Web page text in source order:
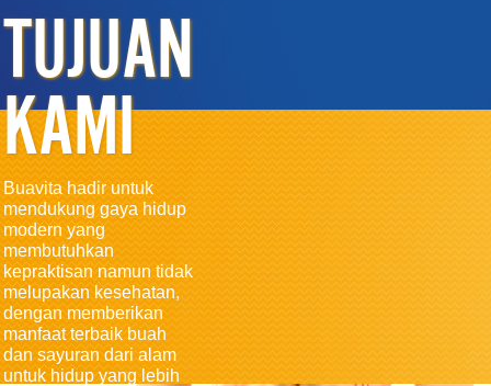
TUJUAN
KAMI
Buavita hadir untuk
mendukung gaya hidup
modern yang
membutuhkan
kepraktisan namun tidak
melupakan kesehatan,
dengan memberikan
manfaat terbaik buah
dan sayuran dari alam
untuk hidup yang lebih